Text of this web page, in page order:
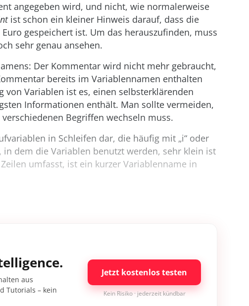
angegeben wird, und nicht, wie normalerweise
ist schon ein kleiner Hinweis darauf, dass die
gespeichert ist. Um das herauszufinden, muss
sehr genau ansehen.
Der Kommentar wird nicht mehr gebraucht,
bereits im Variablennamen enthalten
von Variablen ist es, einen selbsterklärenden
Informationen enthält. Man sollte vermeiden,
Begriffen wechseln muss.
in Schleifen dar, die häufig mit „i“ oder
in dem die Variablen benutzt werden, sehr klein ist
umfasst, ist ein kurzer Variablenname in
aus
Tutorials – kein
Jetzt kostenlos testen
Kein Risiko · jederzeit kündbar